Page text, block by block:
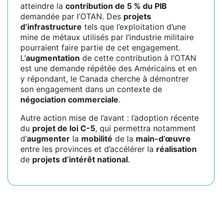
atteindre la contribution de 5 % du PIB
demandée par l’OTAN. Des projets
d’infrastructure tels que l’exploitation d’une
mine de métaux utilisés par l’industrie militaire
pourraient faire partie de cet engagement.
L’augmentation de cette contribution à l’OTAN
est une demande répétée des Américains et en
y répondant, le Canada cherche à démontrer
son engagement dans un contexte de
négociation commerciale.
Autre action mise de l’avant : l’adoption récente
du projet de loi C-5, qui permettra notamment
d’augmenter la mobilité de la main-d’œuvre
entre les provinces et d’accélérer la réalisation
de projets d’intérêt national.